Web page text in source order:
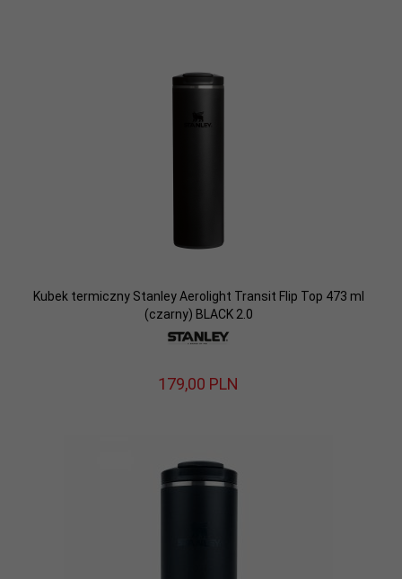
Kubek termiczny Stanley Aerolight Transit Flip Top 473 ml
(czarny) BLACK 2.0
179,00 PLN